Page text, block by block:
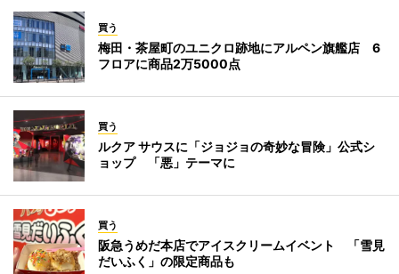
買う
梅田・茶屋町のユニクロ跡地にアルペン旗艦店 6
フロアに商品2万5000点
買う
ルクア サウスに「ジョジョの奇妙な冒険」公式シ
ョップ 「悪」テーマに
買う
阪急うめだ本店でアイスクリームイベント 「雪見
だいふく」の限定商品も